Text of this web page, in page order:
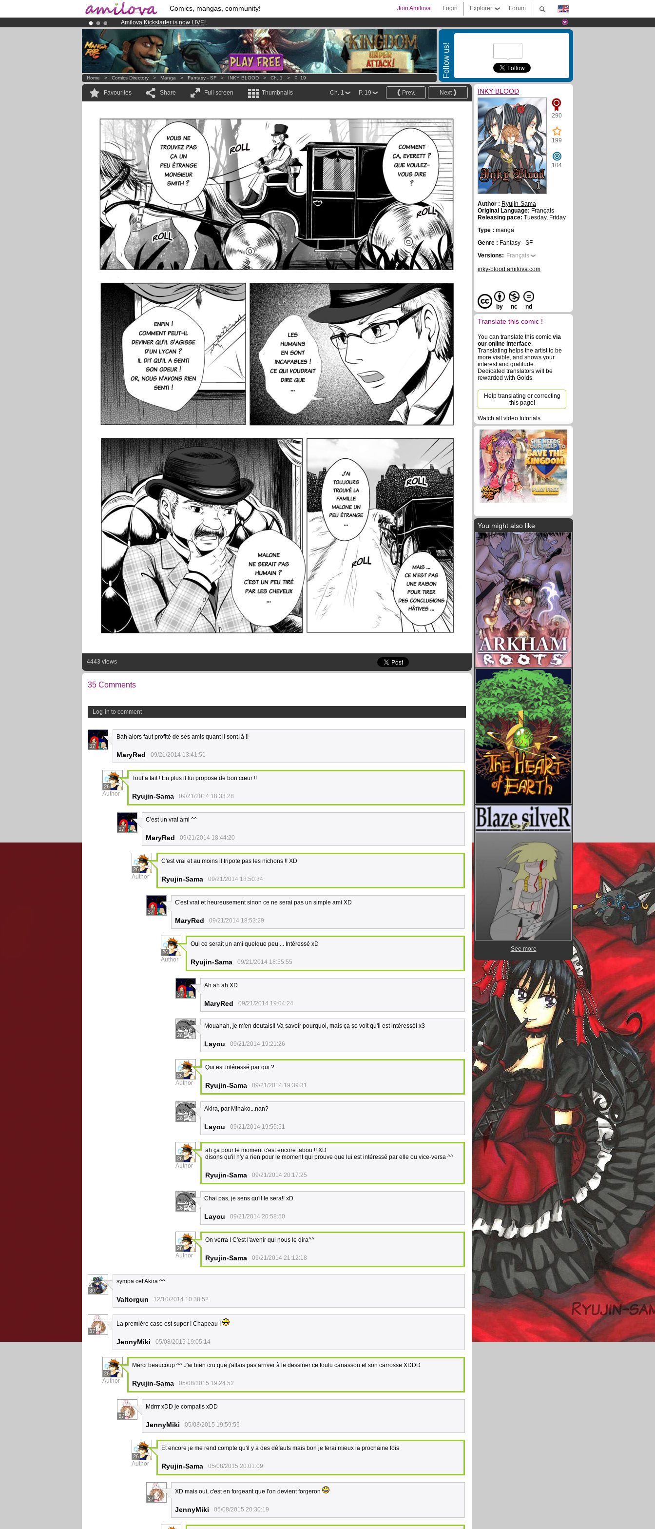
Comics, mangas, community! Forum
Explorer
Login
Join Amilova
Amilova Kickstarter is now LIVE!.
Premium membership from3.95 eurosper month !Get membership now
Already 100000membersand 1000 comics & mangas!.
Follow us!
Home > Comics Directory > Manga > Fantasy - SF > INKY BLOOD > Ch. 1 > P. 19
Favourites Share Full screen Thumbnails Next
Prev.
P. 19
Ch. 1
4443 views
35 Comments
Log-in to comment
37
Bah alors faut profité de ses amis quant il sont là !!
MaryRed 09/21/2014 13:41:51
26
Author
Tout a fait ! En plus il lui propose de bon cœur !!
Ryujin-Sama 09/21/2014 18:33:28
37
C'est un vrai ami ^^
MaryRed 09/21/2014 18:44:20
26
Author
C'est vrai et au moins il tripote pas les nichons !! XD
Ryujin-Sama 09/21/2014 18:50:34
37
C'est vrai et heureusement sinon ce ne serai pas un simple ami XD
MaryRed 09/21/2014 18:53:29
26
Author
Oui ce serait un ami quelque peu ... Intéressé xD
Ryujin-Sama 09/21/2014 18:55:55
37
Ah ah ah XD
MaryRed 09/21/2014 19:04:24
26
Mouahah, je m'en doutais!! Va savoir pourquoi, mais ça se voit qu'il est intéressé! x3
Layou 09/21/2014 19:21:26
26
Author
Qui est intéressé par qui ?
Ryujin-Sama 09/21/2014 19:39:31
26
Akira, par Minako...nan?
Layou 09/21/2014 19:55:51
26
Author
ah ça pour le moment c'est encore tabou !! XD
disons qu'il n'y a rien pour le moment qui prouve que lui est intéressé par elle ou vice-versa ^^
Ryujin-Sama 09/21/2014 20:17:25
26
Chai pas, je sens qu'il le sera!! xD
Layou 09/21/2014 20:58:50
26
Author
On verra ! C'est l'avenir qui nous le dira^^
Ryujin-Sama 09/21/2014 21:12:18
30
sympa cet Akira ^^
Valtorgun 12/10/2014 10:38:52
37
La première case est super ! Chapeau !
JennyMiki 05/08/2015 19:05:14
26
Author
Merci beaucoup ^^ J'ai bien cru que j'allais pas arriver à le dessiner ce foutu canasson et son carrosse XDDD
Ryujin-Sama 05/08/2015 19:24:52
37
Mdrrr xDD je compatis xDD
JennyMiki 05/08/2015 19:59:59
26
Author
Et encore je me rend compte qu'il y a des défauts mais bon je ferai mieux la prochaine fois
Ryujin-Sama 05/08/2015 20:01:09
37
XD mais oui, c'est en forgeant que l'on devient forgeron
JennyMiki 05/08/2015 20:30:19
INKY BLOOD
290
199
104
Author : Ryujin-Sama
Original Language: Français
Releasing pace: Tuesday, Friday
Type : manga
Genre : Fantasy - SF
Versions: Français
inky-blood.amilova.com
by nc nd
Translate this comic !
You can translate this comic via
our online interface.
Translating helps the artist to be
more visible, and shows your
interest and gratitude.
Dedicated translators will be
rewarded with Golds.
Help translating or correcting
this page!
Watch all video tutorials
You might also like
See more